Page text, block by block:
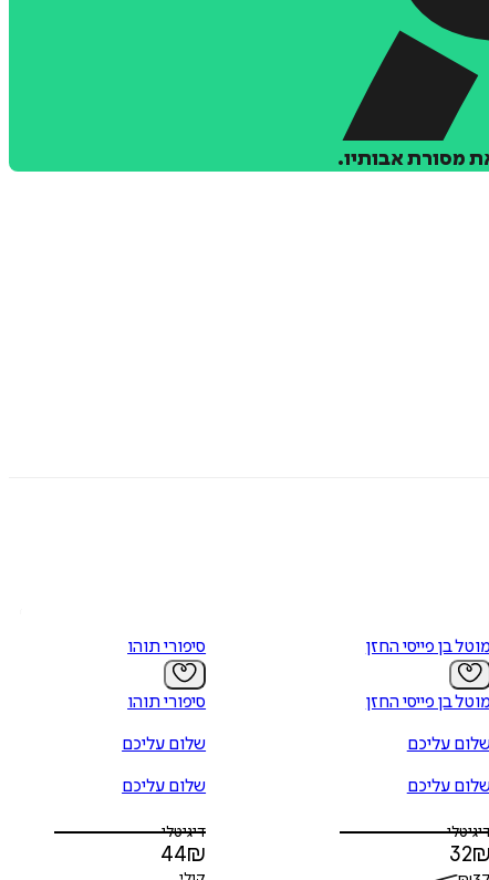
מסורת אבותיו.
מוטל בן פייסי החזן
מוטל בן פייסי החזן
שלום עליכם
שלום עליכם
32₪
סיפורי תוהו
סיפורי תוהו
שלום עליכם
שלום עליכם
דיגיטלי
44₪